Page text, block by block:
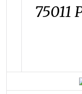
75011